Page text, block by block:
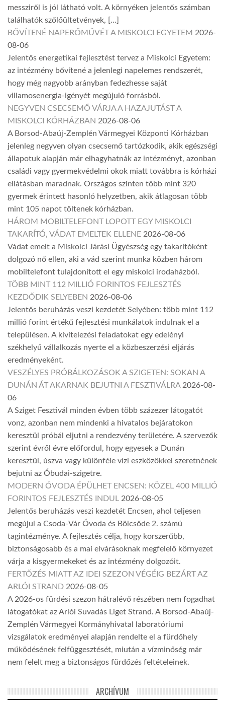
messziről is jól látható volt. A környéken jelentős számban
találhatók szőlőültetvények, […]
BŐVÍTENÉ NAPERŐMŰVÉT A MISKOLCI EGYETEM 2026-
08-06
Jelentős energetikai fejlesztést tervez a Miskolci Egyetem:
az intézmény bővítené a jelenlegi napelemes rendszerét,
hogy még nagyobb arányban fedezhesse saját
villamosenergia-igényét megújuló forrásból.
NEGYVEN CSECSEMŐ VÁRJA A HAZAJUTÁST A
MISKOLCI KÓRHÁZBAN 2026-08-06
A Borsod-Abaúj-Zemplén Vármegyei Központi Kórházban
jelenleg negyven olyan csecsemő tartózkodik, akik egészségi
állapotuk alapján már elhagyhatnák az intézményt, azonban
családi vagy gyermekvédelmi okok miatt továbbra is kórházi
ellátásban maradnak. Országos szinten több mint 320
gyermek érintett hasonló helyzetben, akik átlagosan több
mint 105 napot töltenek kórházban.
HÁROM MOBILTELEFONT LOPOTT EGY MISKOLCI
TAKARÍTÓ, VÁDAT EMELTEK ELLENE 2026-08-06
Vádat emelt a Miskolci Járási Ügyészség egy takarítóként
dolgozó nő ellen, aki a vád szerint munka közben három
mobiltelefont tulajdonított el egy miskolci irodaházból.
TÖBB MINT 112 MILLIÓ FORINTOS FEJLESZTÉS
KEZDŐDIK SELYEBEN 2026-08-06
Jelentős beruházás veszi kezdetét Selyében: több mint 112
millió forint értékű fejlesztési munkálatok indulnak el a
településen. A kivitelezési feladatokat egy edelényi
székhelyű vállalkozás nyerte el a közbeszerzési eljárás
eredményeként.
VESZÉLYES PRÓBÁLKOZÁSOK A SZIGETEN: SOKAN A
DUNÁN ÁT AKARNAK BEJUTNI A FESZTIVÁLRA 2026-08-
06
A Sziget Fesztivál minden évben több százezer látogatót
vonz, azonban nem mindenki a hivatalos bejáratokon
keresztül próbál eljutni a rendezvény területére. A szervezők
szerint évről évre előfordul, hogy egyesek a Dunán
keresztül, úszva vagy különféle vízi eszközökkel szeretnének
bejutni az Óbudai-szigetre.
MODERN ÓVODA ÉPÜLHET ENCSEN: KÖZEL 400 MILLIÓ
FORINTOS FEJLESZTÉS INDUL 2026-08-05
Jelentős beruházás veszi kezdetét Encsen, ahol teljesen
megújul a Csoda-Vár Óvoda és Bölcsőde 2. számú
tagintézménye. A fejlesztés célja, hogy korszerűbb,
biztonságosabb és a mai elvárásoknak megfelelő környezet
várja a kisgyermekeket és az intézmény dolgozóit.
FERTŐZÉS MIATT AZ IDEI SZEZON VÉGÉIG BEZÁRT AZ
ARLÓI STRAND 2026-08-05
A 2026-os fürdési szezon hátralévő részében nem fogadhat
látogatókat az Arlói Suvadás Liget Strand. A Borsod-Abaúj-
Zemplén Vármegyei Kormányhivatal laboratóriumi
vizsgálatok eredményei alapján rendelte el a fürdőhely
működésének felfüggesztését, miután a vízminőség már
nem felelt meg a biztonságos fürdőzés feltételeinek.
ARCHÍVUM